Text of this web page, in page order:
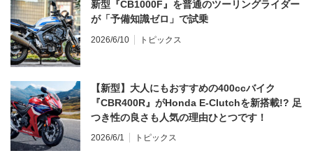
新型『CB1000F』を普通のツーリングライダー
が「予備知識ゼロ」で試乗
2026/6/10 トピックス
【新型】大人にもおすすめの400ccバイク
『CBR400R』がHonda E-Clutchを新搭載!? 足
つき性の良さも人気の理由ひとつです！
2026/6/1 トピックス